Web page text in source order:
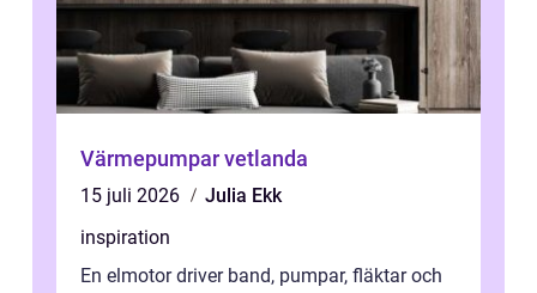
Värmepumpar vetlanda
15 juli 2026
Julia Ekk
inspiration
En elmotor driver band, pumpar, fläktar och